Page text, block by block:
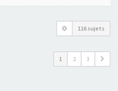
116 sujets
1 2 3